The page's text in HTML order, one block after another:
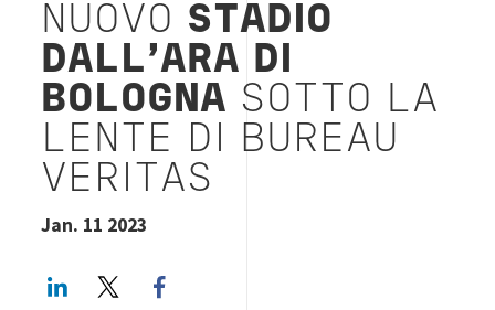
NUOVO STADIO
DALL'ARA DI
BOLOGNA SOTTO LA
LENTE DI BUREAU
VERITAS
Jan. 11 2023
LinkedInTwitter